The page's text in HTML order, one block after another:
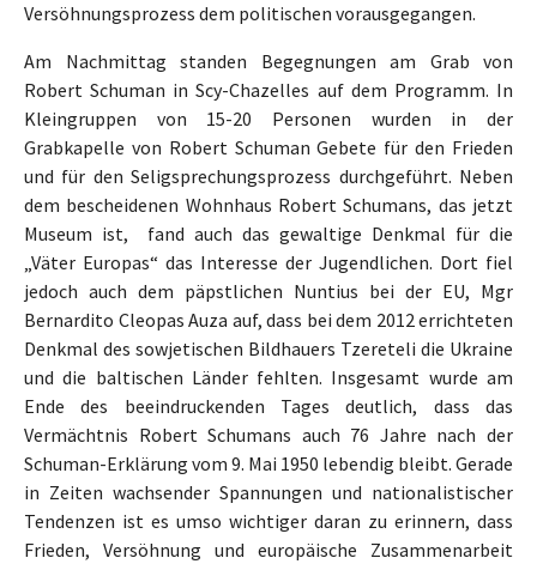
Versöhnungsprozess dem politischen vorausgegangen.
Am Nachmittag standen Begegnungen am Grab von
Robert Schuman in Scy-Chazelles auf dem Programm. In
Kleingruppen von 15-20 Personen wurden in der
Grabkapelle von Robert Schuman Gebete für den Frieden
und für den Seligsprechungsprozess durchgeführt. Neben
dem bescheidenen Wohnhaus Robert Schumans, das jetzt
Museum ist, fand auch das gewaltige Denkmal für die
„Väter Europas“ das Interesse der Jugendlichen. Dort fiel
jedoch auch dem päpstlichen Nuntius bei der EU, Mgr
Bernardito Cleopas Auza auf, dass bei dem 2012 errichteten
Denkmal des sowjetischen Bildhauers Tzereteli die Ukraine
und die baltischen Länder fehlten. Insgesamt wurde am
Ende des beeindruckenden Tages deutlich, dass das
Vermächtnis Robert Schumans auch 76 Jahre nach der
Schuman-Erklärung vom 9. Mai 1950 lebendig bleibt. Gerade
in Zeiten wachsender Spannungen und nationalistischer
Tendenzen ist es umso wichtiger daran zu erinnern, dass
Frieden, Versöhnung und europäische Zusammenarbeit